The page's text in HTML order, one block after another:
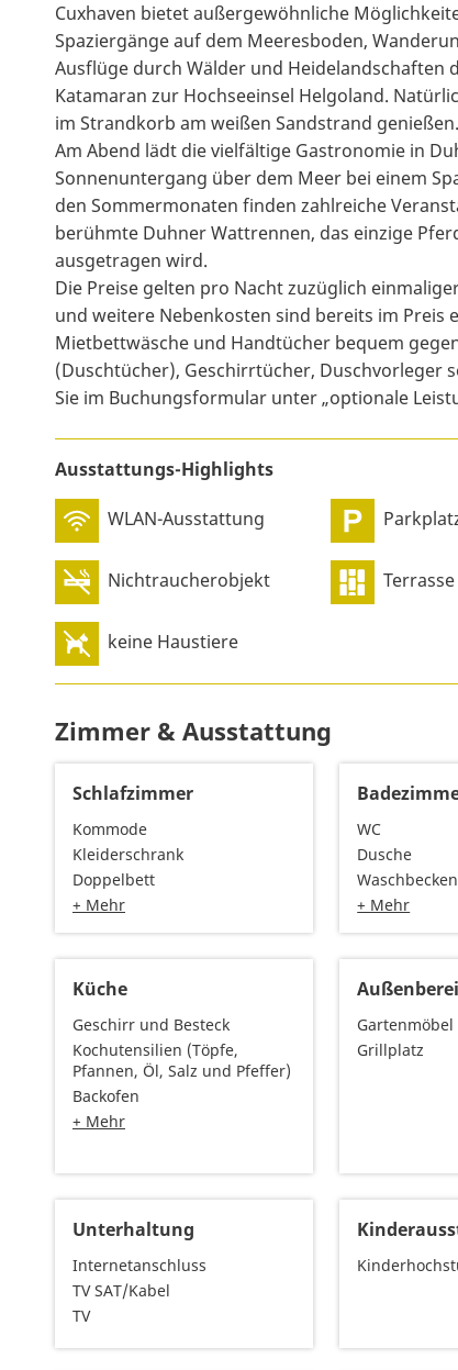
Cuxhaven bietet außergewöhnliche
Spaziergänge auf dem Meeresboden,
Ausflüge durch Wälder und Heidelandschaften
Katamaran zur Hochseeinsel Helgoland.
im Strandkorb am weißen Sandstrand genießen.
Am Abend lädt die vielfältige Gastronomie in
Sonnenuntergang über dem Meer bei einem
den Sommermonaten finden zahlreiche
berühmte Duhner Wattrennen, das einzige
ausgetragen wird.
Die Preise gelten pro Nacht zuzüglich
und weitere Nebenkosten sind bereits im Preis
Mietbettwäsche und Handtücher bequem
(Duschtücher), Geschirrtücher, Duschvorleger
Sie im Buchungsformular unter „optionale
Ausstattungs-Highlights
WLAN-Ausstattung Parkplatz:
Nichtraucherobjekt Terrasse
keine Haustiere
Zimmer & Ausstattung
Schlafzimmer
Kommode
Kleiderschrank
Doppelbett
+ Mehr
WC
Dusche
Waschbecken
+ Mehr
Küche
Geschirr und Besteck
Kochutensilien (Töpfe,
Pfannen, Öl, Salz und Pfeffer)
Backofen
+ Mehr
Gartenmöbel
Grillplatz
Unterhaltung
Internetanschluss
TV SAT/Kabel
TV